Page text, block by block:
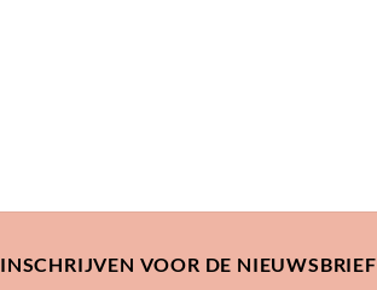
INSCHRIJVEN VOOR DE NIEUWSBRIEF